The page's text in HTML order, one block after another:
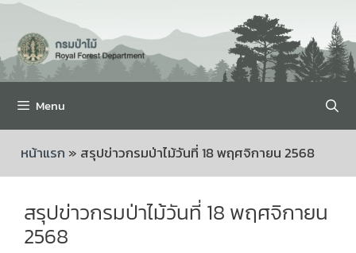
Menu
หน้าแรก » สรุปข่าวกรมป่าไม้วันที่ 18 พฤศจิกายน 2568
สรุปข่าวกรมป่าไม้วันที่ 18 พฤศจิกายน
2568